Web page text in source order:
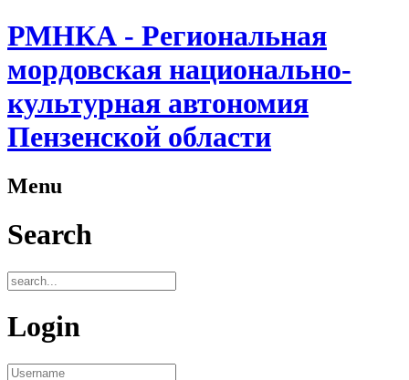
РМНКА - Региональная
мордовская национально-
культурная автономия
Пензенской области
Menu
Search
Login